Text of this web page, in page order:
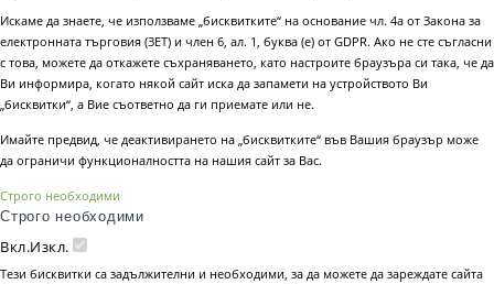
Искаме да знаете, че използваме „бисквитките“ на основание чл. 4а от Закона за
електронната търговия (ЗЕТ) и член 6, ал. 1, буква (е) от GDPR. Ако не сте съгласни
с това, можете да откажете съхраняването, като настроите браузъра си така, че да
Ви информира, когато някой сайт иска да запамети на устройството Ви
„бисквитки“, а Вие съответно да ги приемате или не.
Имайте предвид, че деактивирането на „бисквитките“ във Вашия браузър може
да ограничи функционалността на нашия сайт за Вас.
Строго необходими
Строго необходими
Вкл.Изкл.
Тези бисквитки са задължителни и необходими, за да можете да зареждате сайта